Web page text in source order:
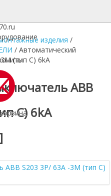
изделия /
/ Автоматический
(тип С) 6kA
ABB
С) 6kA